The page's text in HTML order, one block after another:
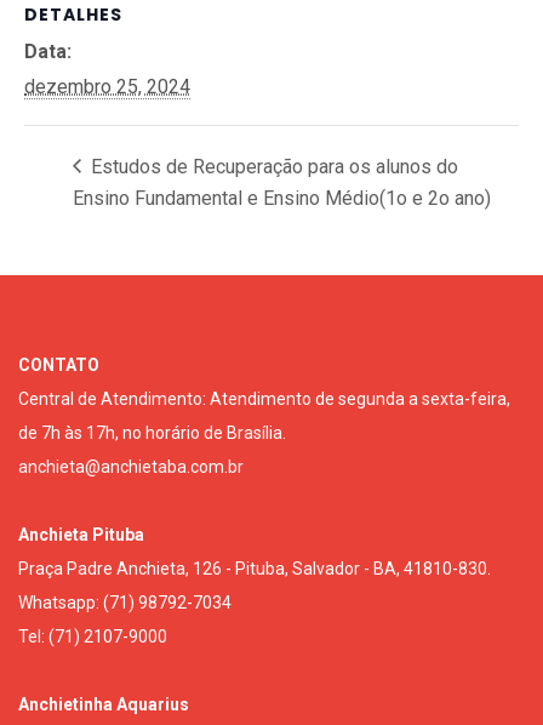
DETALHES
Data:
dezembro 25, 2024
Estudos de Recuperação para os alunos do
Ensino Fundamental e Ensino Médio(1o e 2o ano)
CONTATO
Central de Atendimento: Atendimento de segunda a sexta-feira,
de 7h às 17h, no horário de Brasília.
anchieta@anchietaba.com.br
Anchieta Pituba
Praça Padre Anchieta, 126 - Pituba, Salvador - BA, 41810-830.
Whatsapp: (71) 98792-7034
Tel: (71) 2107-9000
Anchietinha Aquarius